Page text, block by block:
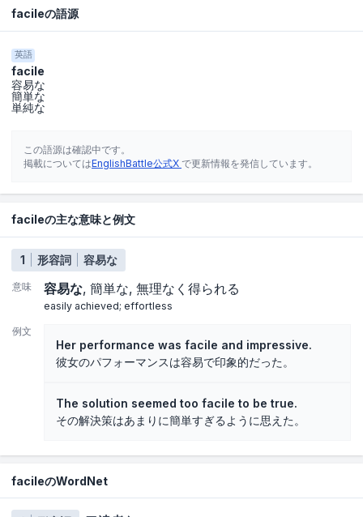
facileの語源
英語
facile
容易な
簡単な
単純な
この語源は確認中です。
掲載についてはEnglishBattle公式X で更新情報を発信しています。
facileの主な意味と例文
1 形容詞 容易な
意味 容易な 簡単な 無理なく得られる
easily achieved; effortless
例文
Her performance was facile and impressive.
彼女のパフォーマンスは容易で印象的だった。
The solution seemed too facile to be true.
その解決策はあまりに簡単すぎるように思えた。
facileのWordNet